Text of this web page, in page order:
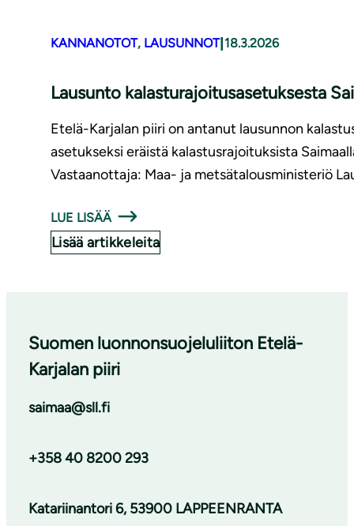
KANNANOTOT, LAUSUNNOT|18.3.2026
Lausunto kalasturajoitusasetuksesta
Etelä-Karjalan piiri on antanut lausunnon
asetukseksi eräistä kalastusrajoituksista
Vastaanottaja: Maa- ja metsätalousministeriö
LUE LISÄÄ
Lisää artikkeleita
Suomen luonnonsuojeluliiton Etelä-
Karjalan piiri
saimaa@sll.fi
+358 40 8200 293
Katariinantori 6, 53900 LAPPEENRANTA